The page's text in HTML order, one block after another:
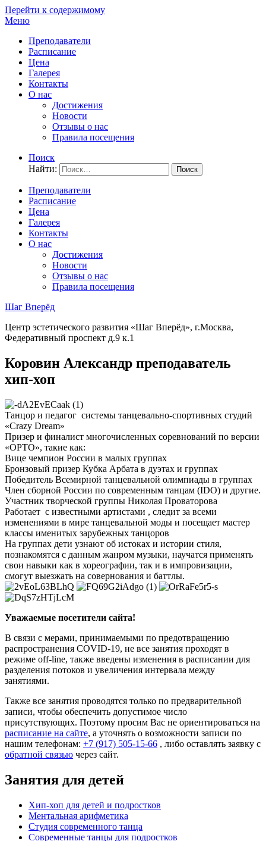
Перейти к содержимому
Меню
Преподаватели
Расписание
Цена
Галерея
Контакты
О нас
Достижения
Новости
Отзывы о нас
Правила посещения
Поиск
Найти:
Преподаватели
Расписание
Цена
Галерея
Контакты
О нас
Достижения
Новости
Отзывы о нас
Правила посещения
Шаг Вперёд
Центр эстетического развития «Шаг Вперёд», г.Москва,
Федеративный проспект д.9 к.1
Коровин Александр преподаватель
хип-хоп
Танцор и педагог системы танцевально-спортивных студий
«Crazy Dream»
Призер и финалист многочисленных соревнований по версии
«ОРТО», такие как:
Вице чемпион России в малых группах
Бронзовый призер Кубка Арбата в дуэтах и группах
Победитель Всемирной танцевальной олимпиады в группах
Член сборной России по современным танцам (IDO) и другие.
Участник творческой группы Николая Проваторова
Работает с известными артистами , следит за всеми
изменениями в мире танцевальной моды и посещает мастер
классы именитых зарубежных танцоров
На группах дети узнают об истоках и истории стиля,
познакомятся с данным жанром музыки, научатся применять
свои навыки как в хореографии, так и в импровизации,
смогут выезжать на совернования и баттлы.
Уважаемые посетители сайта!
В связи с мерами, принимаемыми по предотвращению
распространения COVID-19, не все занятия проходят в
режиме off-line, также введены изменения в расписании для
разделения потоков и увеличения интервала между
занятиями.
Также все занятия проводятся только по предварительной
записи, чтобы обеспечить допустимое число
присутствующих. Поэтому просим Вас не ориентироваться на
расписание на сайте, а уточнять о возможности записи по
нашим телефонам: +7 (917) 505-15-66 , либо оставлять заявку с
обратной связью через сайт.
Занятия для детей
Хип-хоп для детей и подростков
Ментальная арифметика
Студия современного танца
Современные танцы для подростков